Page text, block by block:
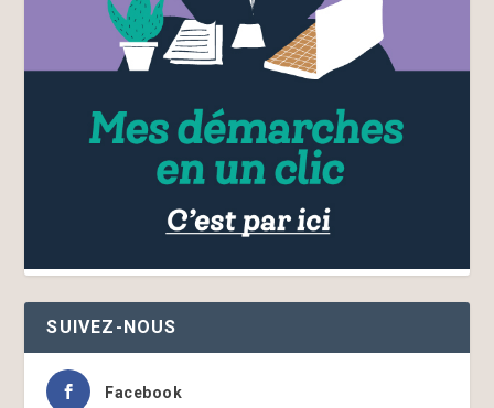
SUIVEZ-NOUS
Facebook